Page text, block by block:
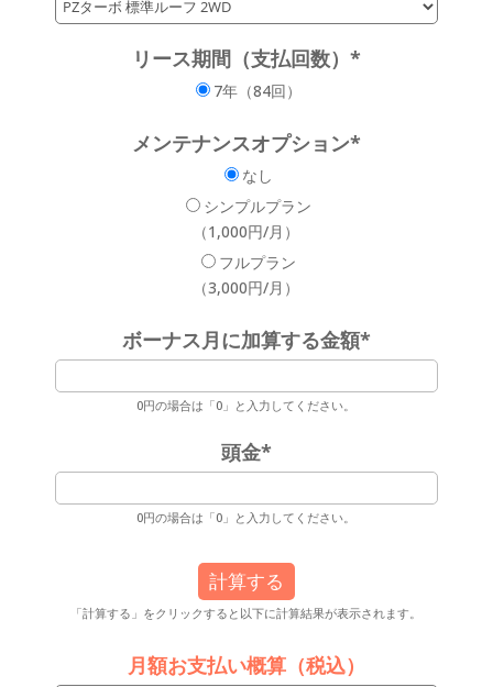
リース期間（支払回数） *
7年（84回）
メンテナンスオプション*
なし
シンプルプラン
（1,000円/月）
フルプラン
（3,000円/月）
ボーナス月に加算する金額*
0円の場合は「0」と入力してください。
頭金*
0円の場合は「0」と入力してください。
「計算する」をクリックすると以下に計算結果が表示されます。
月額お支払い概算（税込）